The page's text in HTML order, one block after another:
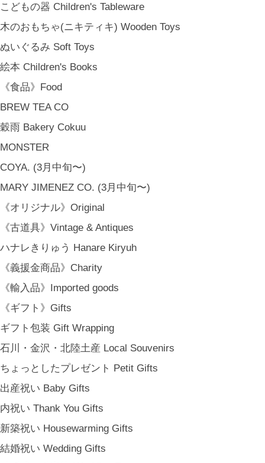
こどもの器 Children's Tableware
木のおもちゃ(ニキティキ) Wooden Toys
ぬいぐるみ Soft Toys
絵本 Children's Books
《食品》Food
BREW TEA CO
穀雨 Bakery Cokuu
MONSTER
COYA. (3月中旬〜)
MARY JIMENEZ CO. (3月中旬〜)
《オリジナル》Original
《古道具》Vintage & Antiques
ハナレきりゅう Hanare Kiryuh
《義援金商品》Charity
《輸入品》Imported goods
《ギフト》Gifts
ギフト包装 Gift Wrapping
石川・金沢・北陸土産 Local Souvenirs
ちょっとしたプレゼント Petit Gifts
出産祝い Baby Gifts
内祝い Thank You Gifts
新築祝い Housewarming Gifts
結婚祝い Wedding Gifts